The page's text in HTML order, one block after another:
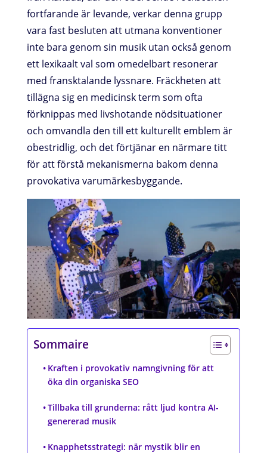
fortfarande är levande, verkar denna grupp
vara fast besluten att utmana konventioner
inte bara genom sin musik utan också genom
ett lexikaalt val som omedelbart resonerar
med fransktalande lyssnare. Fräckheten att
tillägna sig en medicinsk term som ofta
förknippas med livshotande nödsituationer
och omvandla den till ett kulturellt emblem är
obestridlig, och det förtjänar en närmare titt
för att förstå mekanismerna bakom denna
provokativa varumärkesbyggande.
Sommaire
Kraften i provokativ namngivning för att
öka din organiska SEO
Tillbaka till grunderna: rått ljud kontra AI-
genererad musik
Knapphetsstrategi: när mystik blir en